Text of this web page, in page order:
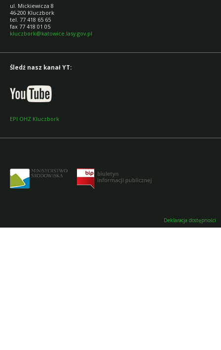
ul. Mickiewicza 8
46-200 Kluczbork
tel. 77 418 65 65
fax 77 418 01 05
kluczbork@katowice.lasy.gov.pl
Śledź nasz kanał YT:
EPI OHZ Kluczbork
Deklaracja dostępności